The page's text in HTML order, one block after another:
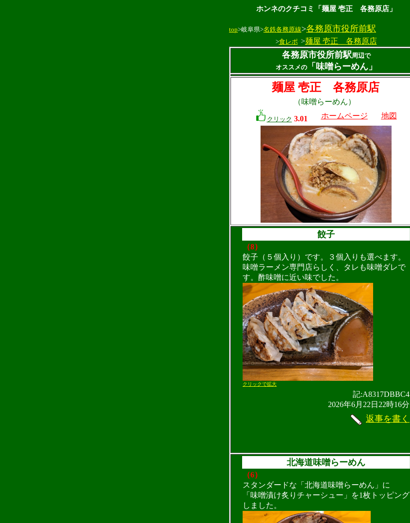
ホンネのクチコミ「麺屋 壱正 各務原店」
top>岐阜県>名鉄各務原線>各務原市役所前駅
>食レポ >麺屋 壱正 各務原店
各務原市役所前駅周辺で
オススメの「味噌らーめん」
麺屋 壱正 各務原店
（味噌らーめん）
クリック 3.01 ホームページ 地図
餃子
（8）
餃子（５個入り）です。３個入りも選べます。
味噌ラーメン専門店らしく、タレも味噌ダレで
す。酢味噌に近い味でした。
クリックで拡大
記:A8317DBBC4
2026年6月22日22時16分
返事を書く
北海道味噌らーめん
（6）
スタンダードな「北海道味噌らーめん」に
「味噌漬け炙りチャーシュー」を1枚トッピング
しました。